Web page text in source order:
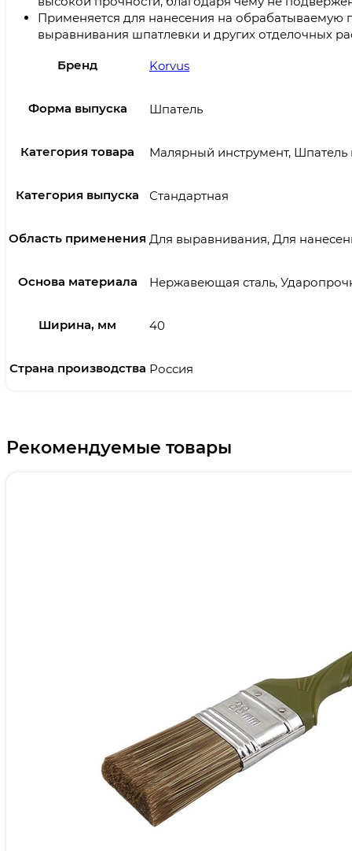
Применяется для нанесения на обрабатываемую
выравнивания шпатлевки и других отделочных
Бренд Korvus
Форма выпуска Шпатель
Категория товара Малярный инструмент,
Категория выпуска Стандартная
Область применения Для выравнивания, Для
Основа материала Нержавеющая сталь,
Ширина, мм 40
Страна производства Россия
Рекомендуемые товары